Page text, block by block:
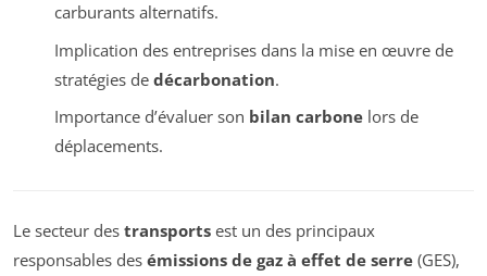
carburants alternatifs.
Implication des entreprises dans la mise en œuvre de
stratégies de décarbonation.
Importance d’évaluer son bilan carbonelors de
déplacements.
Le secteur des transports est un des principaux
responsables des émissions de gaz à effet de serre (GES),